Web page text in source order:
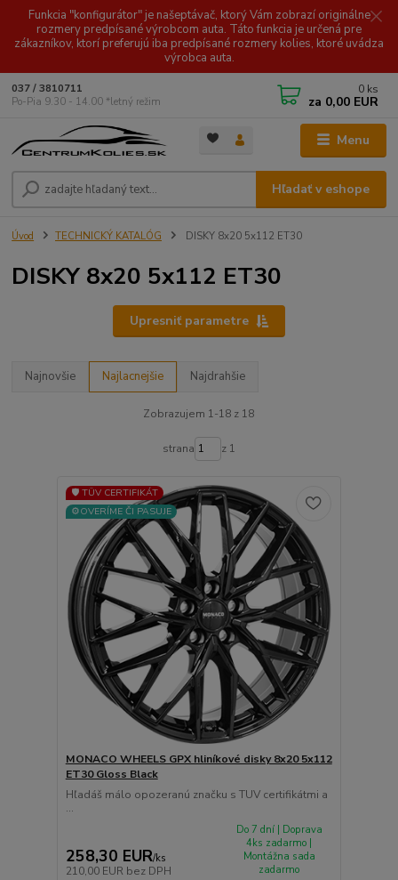
Funkcia "konfigurátor" je našeptávač, ktorý Vám zobrazí originálne
rozmery predpísané výrobcom auta. Táto funkcia je určená pre
zákazníkov, ktorí preferujú iba predpísané rozmery kolies, ktoré uvádza
výrobca auta.
Menu
Hľadať v eshope
037 / 3810711
Po-Pia 9.30 - 14.00 *letný režim
0 ks
za 0,00 EUR
Úvod TECHNICKÝ KATALÓG DISKY 8x20 5x112 ET30
DISKY 8x20 5x112 ET30
Upresniť parametre
Najnovšie Najlacnejšie Najdrahšie
Zobrazujem 1-18 z 18
strana z 1
🛡️ TÜV CERTIFIKÁT
⚙️OVERÍME ČI PASUJE
MONACO WHEELS GPX hliníkové disky 8x20 5x112
ET30 Gloss Black
Hľadáš málo opozeranú značku s TUV certifikátmi a
...
258,30 EUR/ks
210,00 EUR bez DPH
Do 7 dní | Doprava
4ks zadarmo |
Montážna sada
zadarmo